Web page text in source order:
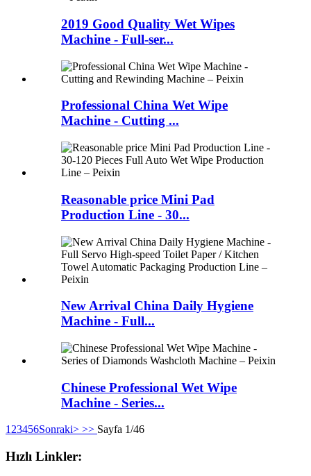
2019 Good Quality Wet Wipes
Machine - Full-ser...
Professional China Wet Wipe
Machine - Cutting ...
Reasonable price Mini Pad
Production Line - 30...
New Arrival China Daily Hygiene
Machine - Full...
Chinese Professional Wet Wipe
Machine - Series...
123456Sonraki> >> Sayfa 1/46
Hızlı Linkler: